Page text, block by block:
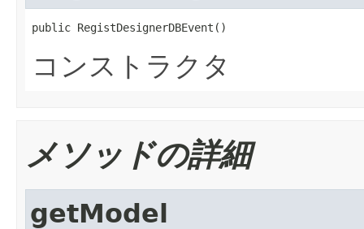
public RegistDesignerDBEvent()
コンストラクタ
メソッドの詳細
getModel